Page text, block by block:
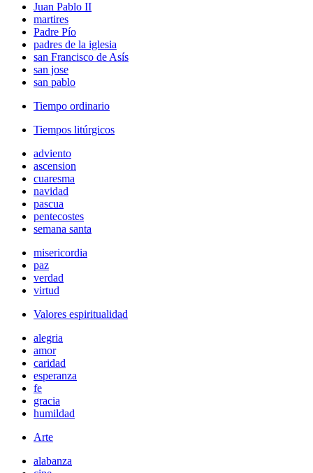
Juan Pablo II
martires
Padre Pío
padres de la iglesia
san Francisco de Asís
san jose
san pablo
Tiempo ordinario
Tiempos litúrgicos
adviento
ascension
cuaresma
navidad
pascua
pentecostes
semana santa
misericordia
paz
verdad
virtud
Valores espiritualidad
alegria
amor
caridad
esperanza
fe
gracia
humildad
Arte
alabanza